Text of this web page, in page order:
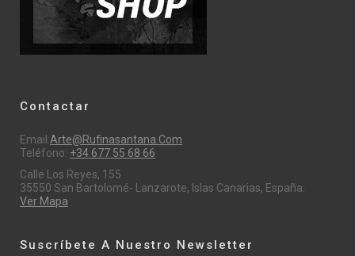
Contactar
Email:Arte@rufinasantana.com
Teléfono: +34 677 55 68 66
Calle Los Reyes, 155
35550 San Bartolomé- Lanzarote, Islas Canarias, España.
Ver Mapa
Suscríbete A Nuestro Newsletter